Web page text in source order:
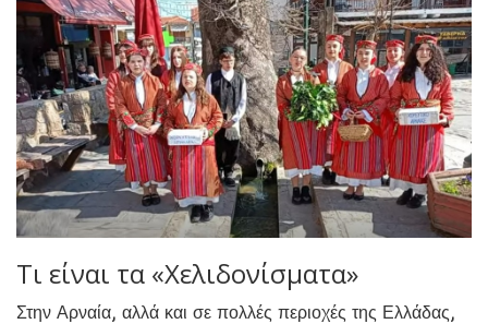
Τι είναι τα «Χελιδονίσματα»
Στην Αρναία, αλλά και σε πολλές περιοχές της Ελλάδας,